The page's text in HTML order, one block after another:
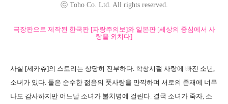
ⓒ Toho Co. Ltd. All rights reserved.
극장판으로 제작된 한국판 [파랑주의보]와 일본판 [세상의 중심에서 사
랑을 외치다]
사실 [세카츄]의 스토리는 상당히 진부하다. 학창시절 사랑에 빠진 소년,
소녀가 있다. 둘은 순수한 젊음의 풋사랑을 만끽하며 서로의 존재에 너무
나도 감사하지만 어느날 소녀가 불치병에 걸린다. 결국 소녀가 죽자, 소